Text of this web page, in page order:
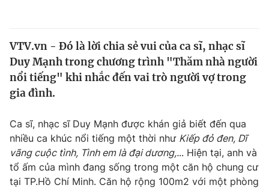
Thế giới
Tin tức
Thế giới đó đây
Câu chuyện quốc tế
Tài chính
Thị trường
Góc doanh nghiệp
Dữ liệu và đời sống
Truyền hình
VTV.vn - Đó là lời chia sẻ vui của ca sĩ, nhạc sĩ
Duy Mạnh trong chương trình "Thăm nhà người
nổi tiếng" khi nhắc đến vai trò người vợ trong
gia đình.
Ca sĩ, nhạc sĩ Duy Mạnh được khán giả biết đến qua
nhiều ca khúc nổi tiếng một thời như Kiếp đỏ đen, Dĩ
vãng cuộc tình, Tình em là đại dương,... Hiện tại, anh và
tổ ấm của mình đang sống trong một căn hộ chung cư
tại TP.Hồ Chí Minh. Căn hộ rộng 100m2 với một phòng